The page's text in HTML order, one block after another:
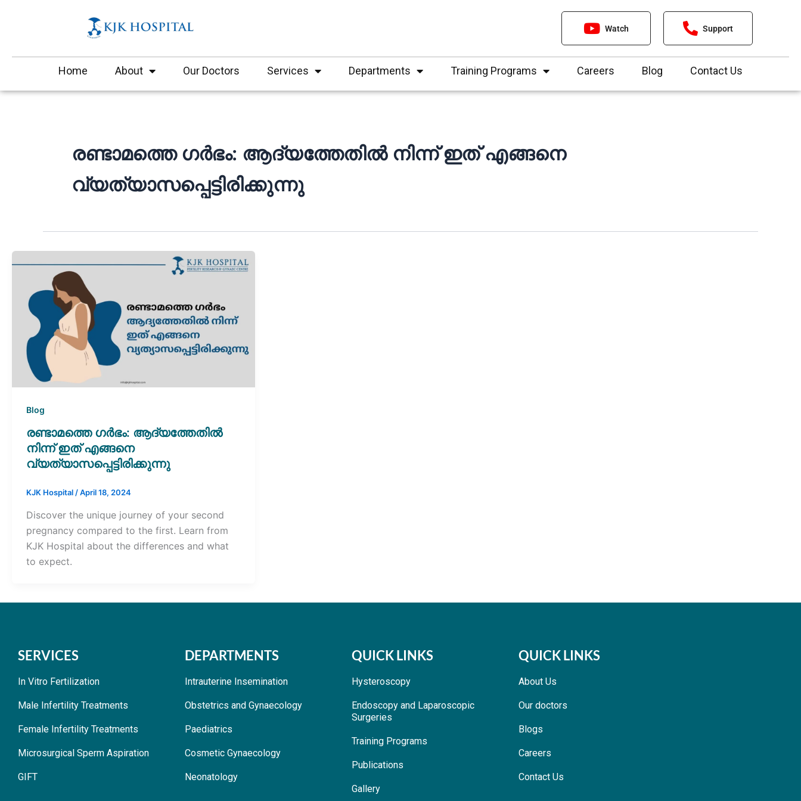
Watch Support
Home About Our Doctors Services Departments Training Programs Careers Blog Contact Us
രണ്ടാമത്തെ ഗർഭം: ആദ്യത്തേതിൽ നിന്ന് ഇത് എങ്ങനെ
വ്യത്യാസപ്പെട്ടിരിക്കുന്നു
Blog
രണ്ടാമത്തെ ഗർഭം: ആദ്യത്തേതിൽ
നിന്ന് ഇത് എങ്ങനെ
വ്യത്യാസപ്പെട്ടിരിക്കുന്നു
KJK Hospital /April 18, 2024
Discover the unique journey of your second
pregnancy compared to the first. Learn from
KJK Hospital about the differences and what
to expect.
SERVICES
In Vitro Fertilization
Male Infertility Treatments
Female Infertility Treatments
Microsurgical Sperm Aspiration
GIFT
DEPARTMENTS
Intrauterine Insemination
Obstetrics and Gynaecology
Paediatrics
Cosmetic Gynaecology
Neonatology
QUICK LINKS
Hysteroscopy
Endoscopy and Laparoscopic
Surgeries
Training Programs
Publications
Gallery
QUICK LINKS
About Us
Our doctors
Blogs
Careers
Contact Us